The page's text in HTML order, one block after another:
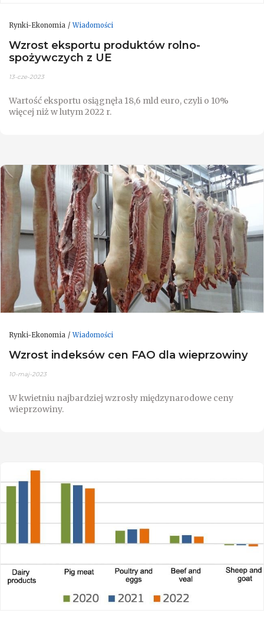
Rynki-Ekonomia Wiadomości
Wzrost eksportu produktów rolno-
spożywczych z UE
13-cze-2023
Wartość eksportu osiągnęła 18,6 mld euro, czyli o 10%
więcej niż w lutym 2022 r.
Rynki-Ekonomia Wiadomości
Wzrost indeksów cen FAO dla wieprzowiny
10-maj-2023
W kwietniu najbardziej wzrosły międzynarodowe ceny
wieprzowiny.